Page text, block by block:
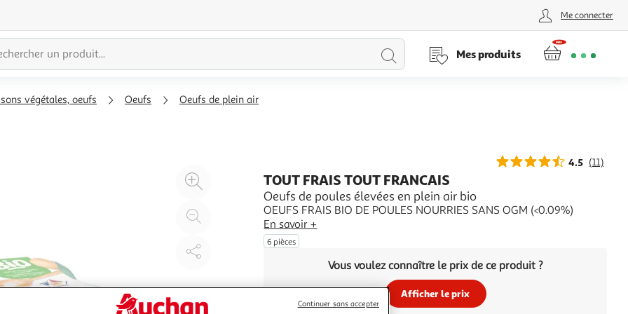
Me connecter
Lancer
Mes produits
végétales, oeufs Oeufs Oeufs de plein air
Agrandir
l'illustration
l'illustration
%
Partager
produit
4.5 (11)
TOUT FRAIS TOUT FRANCAIS
Oeufs de poules élevées en plein air bio
OEUFS FRAIS BIO DE POULES NOURRIES SANS OGM (<0.09%)
En savoir +
6 pièces
Vous voulez connaître le prix de ce produit ?
Afficher le prix
Continuer sans accepter